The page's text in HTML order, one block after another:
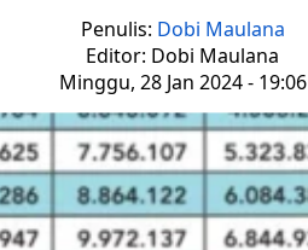
Penulis: Dobi Maulana
Editor: Dobi Maulana
Minggu, 28 Jan 2024 - 19:06